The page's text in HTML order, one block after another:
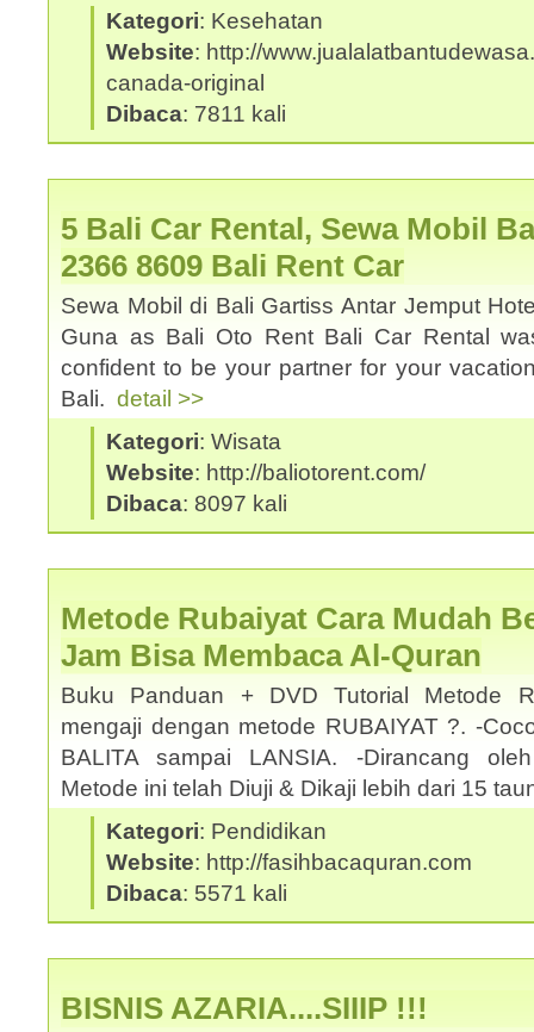
Kategori: Kesehatan
Website: http://
canada-original
Dibaca: 7811 kali
5 Bali Car Rental, Sewa Mobil
2366 8609 Bali Rent Car
Sewa Mobil di Bali Gartiss Antar Jemput
Guna as Bali Oto Rent Bali Car Rental
confident to be your partner for your
Bali. detail >>
Kategori: Wisata
Website: http://baliotorent.com/
Dibaca: 8097 kali
Metode Rubaiyat Cara Mudah
Jam Bisa Membaca Al-Quran
Buku Panduan + DVD Tutorial Metode
mengaji dengan metode RUBAIYAT ?. -
BALITA sampai LANSIA. -Dirancang
Metode ini telah Diuji & Dikaji lebih dari 15
Kategori: Pendidikan
Website: http://fasihbacaquran.com
Dibaca: 5571 kali
BISNIS AZARIA....SIIIP !!!